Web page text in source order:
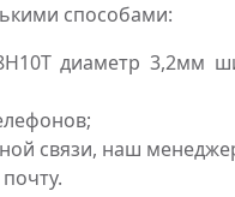
способами:
диаметр 3,2мм
связи, наш